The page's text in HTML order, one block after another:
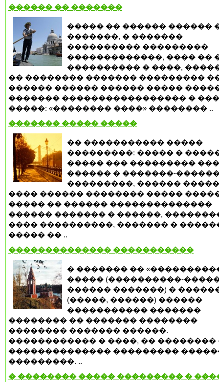
������ �� �������
����� �� ������ ������
�������, � �������
���������� ���������
�������������, ���� ��
���������� � ����,
�� �������� ������� ���������
������ ������ ������ �����
������� ����������������� �
�����: «�������� ����» �������� ..
������� ����� �����
�� ����������� �����
���������: ����� �
����� ��� ���������
������ � �������-
���������, ������
���� ������ �������� �����
����� �� ������ ��������������
������ ������� � ������,
���� ����������, ������� �
����� �� ..
�������������� �����������
� ������� ��
����� (����������-
������ �������) �
(�����, ������) ������
����������� �������
�������� �� ������� ��������
�������� ������� ������.
������������ � ����, �� ��������
�������������� ���������
���������. ..
� �������� ����� ��������� �